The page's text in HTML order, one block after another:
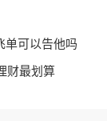
单可以告他吗
财最划算